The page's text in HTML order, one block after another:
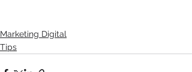
Marketing Digital
Tips